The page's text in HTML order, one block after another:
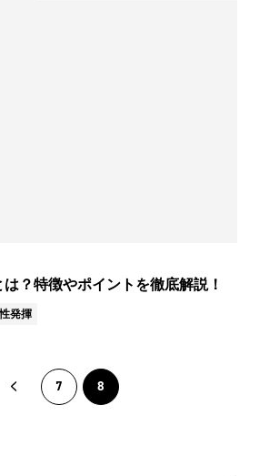
？特徴やポイントを徹底解説！
発揮
7 8